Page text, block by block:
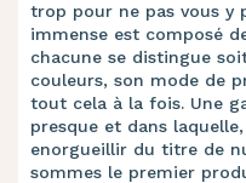
trop pour ne pas vous y
immense est composé
chacune se distingue
couleurs, son mode de
tout cela à la fois. Une
presque et dans
enorgueillir du titre de
sommes le premier